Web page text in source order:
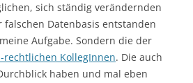
sich ständig verändernden
Datenbasis entstanden
Aufgabe. Sondern die der
rechtlichen KollegInnen. Die auch
haben und mal eben